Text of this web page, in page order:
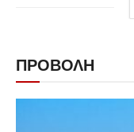
ΠΡΟΒΟΛΗ